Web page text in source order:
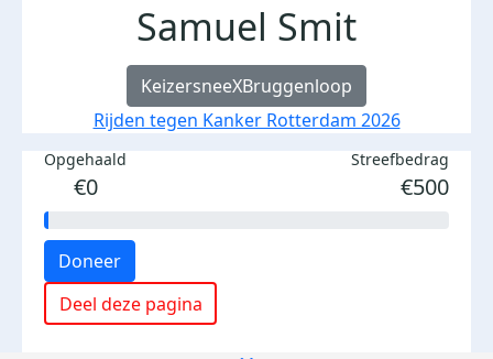
Samuel Smit
KeizersneeXBruggenloop
Rijden tegen Kanker Rotterdam 2026
Opgehaald
€0
Streefbedrag
€500
Doneer
Deel deze pagina